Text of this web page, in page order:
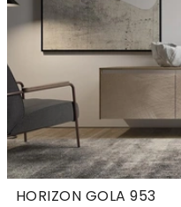
HORIZON GOLA 953